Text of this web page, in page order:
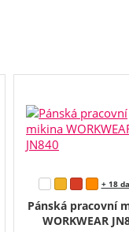
Pánská pracovní
WORKWEAR
+ 18